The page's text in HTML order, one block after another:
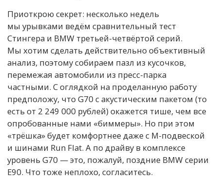
Приоткрою секрет: несколько недель
мы урывками ведём сравнительный тест
Стингера и BMW третьей-четвёртой серий.
Мы хотим сделать действительно объективный
анализ, поэтому собираем пазл из кусочков,
перемежая автомобили из пресс-парка
частными. С оглядкой на проделанную работу
предположу, что G70 с акустическим пакетом (то
есть от 2 249 000 рублей) окажется тише, чем все
опробованные нами «биммеры». Но при этом
«трёшка» будет комфортнее даже с M-подвеской
и шинами Run Flat. А по драйву в комплексе
уровень G70 — это, пожалуй, поздние BMW серии
E90. Что тоже неплохо, согласитесь.